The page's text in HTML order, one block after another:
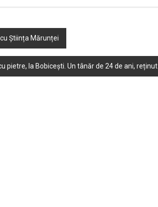
Știința Mărunței
pietre, la Bobicești. Un tânăr de 24 de ani, reținut